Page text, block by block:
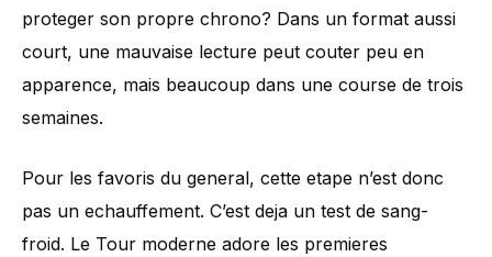
proteger son propre chrono? Dans un format aussi
court, une mauvaise lecture peut couter peu en
apparence, mais beaucoup dans une course de trois
semaines.
Pour les favoris du general, cette etape n’est donc
pas un echauffement. C’est deja un test de sang-
froid. Le Tour moderne adore les premieres